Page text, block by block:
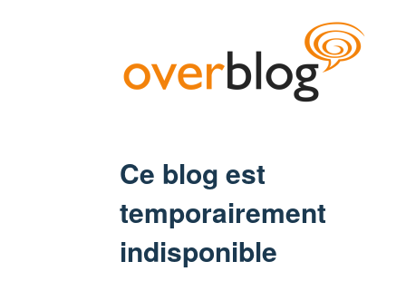
Ce blog est
temporairement
indisponible